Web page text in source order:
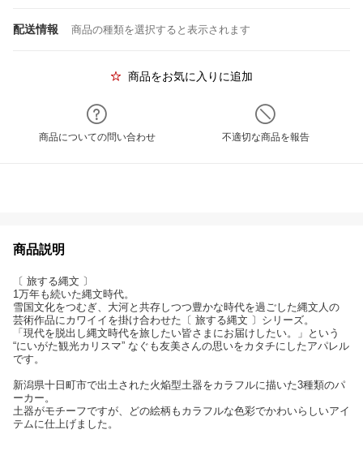
配送情報 商品の種類を選択すると表示されます
商品をお気に入りに追加
商品についての問い合わせ 不適切な商品を報告
商品説明
〔 旅する縄文 〕
1万年も続いた縄文時代。
雪国文化をつむぎ、大河と共存しつつ豊かな時代を過ごした縄文人の
芸術作品にカワイイを掛け合わせた〔 旅する縄文 〕シリーズ。
「現代を脱出し縄文時代を旅したい皆さまにお届けしたい。」という
“にいがた観光カリスマ” なぐも友美さんの思いをカタチにしたアパレル
です。
新潟県十日町市で出土された火焔型土器をカラフルに描いた3種類のパ
ーカー。
土器がモチーフですが、どの絵柄もカラフルな色彩でかわいらしいアイ
テムに仕上げました。